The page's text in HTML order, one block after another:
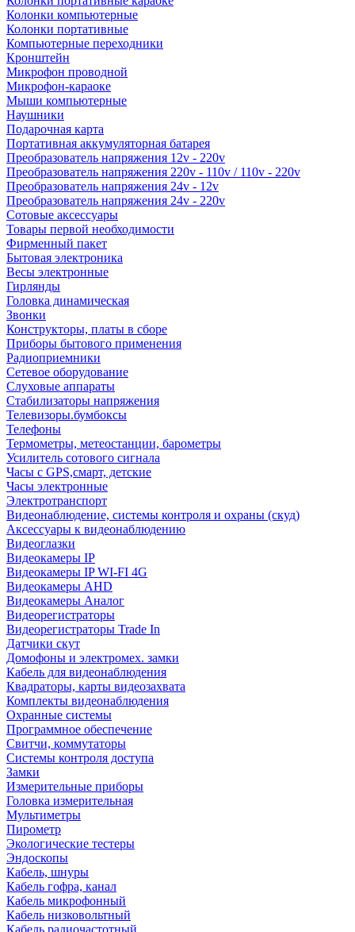
Колонки компьютерные
Колонки портативные
Компьютерные переходники
Кронштейн
Микрофон проводной
Микрофон-караоке
Мыши компьютерные
Наушники
Подарочная карта
Портативная аккумуляторная батарея
Преобразователь напряжения 12v - 220v
Преобразователь напряжения 220v - 110v / 110v - 220v
Преобразователь напряжения 24v - 12v
Преобразователь напряжения 24v - 220v
Сотовые аксессуары
Товары первой необходимости
Фирменный пакет
Бытовая электроника
Весы электронные
Гирлянды
Головка динамическая
Звонки
Конструкторы, платы в сборе
Приборы бытового применения
Радиоприемники
Сетевое оборудование
Слуховые аппараты
Стабилизаторы напряжения
Телевизоры.бумбоксы
Телефоны
Термометры, метеостанции, барометры
Усилитель сотового сигнала
Часы с GPS,смарт, детские
Часы электронные
Электротранспорт
Видеонаблюдение, системы контроля и охраны (скуд)
Аксессуары к видеонаблюдению
Видеоглазки
Видеокамеры IP
Видеокамеры IP WI-FI 4G
Видеокамеры AHD
Видеокамеры Аналог
Видеорегистраторы
Видеорегистраторы Trade In
Датчики скут
Домофоны и электромех. замки
Кабель для видеонаблюдения
Квадраторы, карты видеозахвата
Комплекты видеонаблюдения
Охранные системы
Программное обеспечение
Свитчи, коммутаторы
Системы контроля доступа
Замки
Измерительные приборы
Головка измерительная
Мультиметры
Пирометр
Экологические тестеры
Эндоскопы
Кабель, шнуры
Кабель гофра, канал
Кабель микрофонный
Кабель низковольтный
Кабель радиочастотный